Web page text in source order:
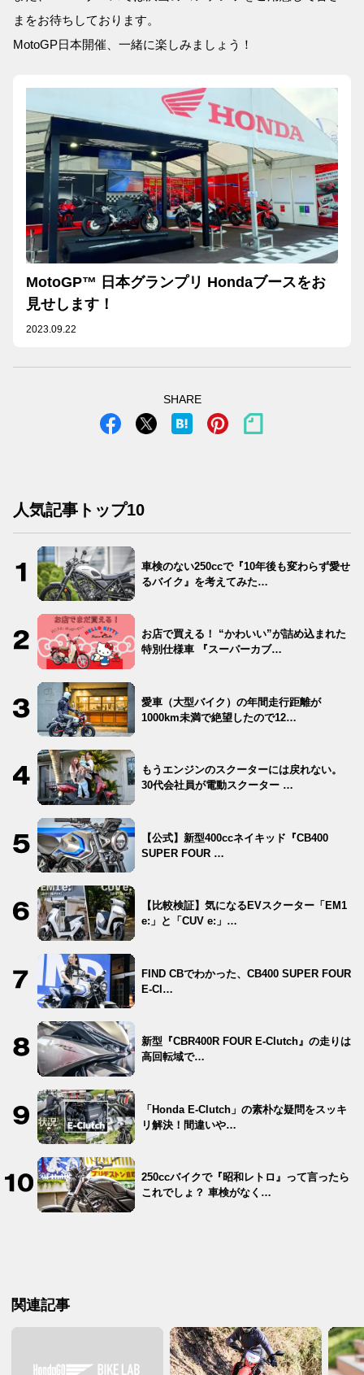
まをお待ちしております。
MotoGP日本開催、一緒に楽しみましょう！
MotoGP™ 日本グランプリ Hondaブースをお
見せします！
2023.09.22
SHARE
人気記事トップ10
車検のない250ccで『10年後も変わらず愛せ
るバイク』を考えてみた…
お店で買える！ “かわいい”が詰め込まれた
特別仕様車 『スーパーカブ…
愛車（大型バイク）の年間走行距離が
1000km未満で絶望したので12…
もうエンジンのスクーターには戻れない。
30代会社員が電動スクーター …
【公式】新型400ccネイキッド『CB400
SUPER FOUR …
【比較検証】気になるEVスクーター「EM1
e:」と「CUV e:」…
FIND CBでわかった、CB400 SUPER FOUR
E-Cl…
新型『CBR400R FOUR E-Clutch』の走りは
高回転域で…
「Honda E-Clutch」の素朴な疑問をスッキ
リ解決！間違いや…
250ccバイクで『昭和レトロ』って言ったら
これでしょ？ 車検がなく…
関連記事